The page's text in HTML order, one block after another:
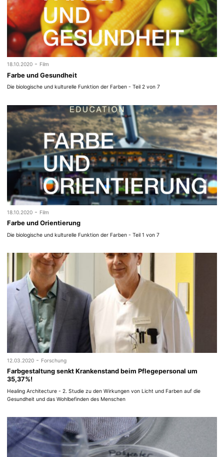
18.10.2020 - Film
Farbe und Gesundheit
Die biologische und kulturelle Funktion der Farben - Teil 2 von 7
18.10.2020 - Film
Farbe und Orientierung
Die biologische und kulturelle Funktion der Farben - Teil 1 von 7
12.03.2020 - Forschung
Farbgestaltung senkt Krankenstand beim Pflegepersonal um
35,37%!
Healing Architecture - 2. Studie zu den Wirkungen von Licht und Farben auf die
Gesundheit und das Wohlbefinden des Menschen